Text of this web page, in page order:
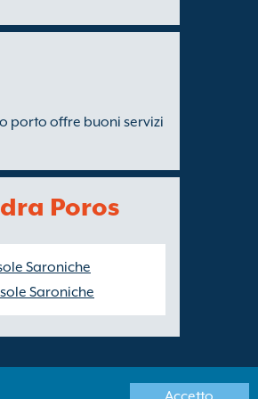
porto offre buoni servizi
Poros
Saroniche
Saroniche